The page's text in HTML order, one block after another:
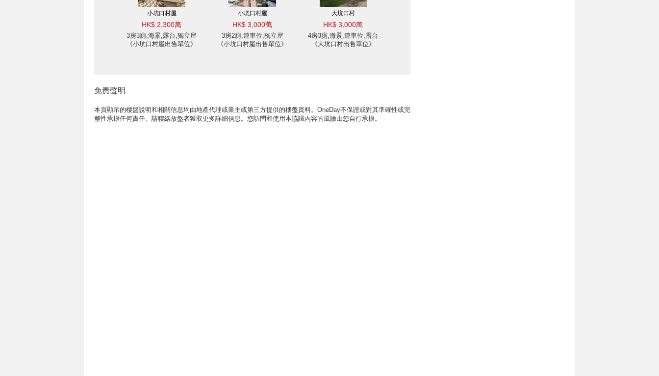
小坑口村屋
HK$ 2,300萬
3房3廁,海景,露台,獨立屋
《小坑口村屋出售單位》
小坑口村屋
HK$ 3,000萬
3房2廁,連車位,獨立屋
《小坑口村屋出售單位》
大坑口村
HK$ 3,000萬
4房3廁,海景,連車位,露台
《大坑口村出售單位》
免責聲明
本頁顯示的樓盤說明和相關信息均由地產代理或業主或第三方提供的樓盤資料。OneDay不保證或對其準確性或完
整性承擔任何責任。請聯絡放盤者獲取更多詳細信息。您訪問和使用本協議內容的風險由您自行承擔。